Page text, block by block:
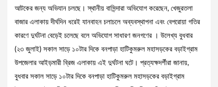
আটকের জন্য অভিযান চলছে। স্থানীয় বাসিন্দারা অভিযোগ করেছেন, খেজুরতলা
বাজার এলাকায় দীর্ঘদিন ধরেই যানবাহন চলাচলে অব্যবস্থাপনা এবং বেপরোয়া গতির
কারণে দুর্ঘটনা বেড়েই চলেছে বলে অভিযোগ সাধারণ জনগণের । উলে­খ্য বুধবার
(২৩ জুলাই) সকাল সাড়ে ১০টার দিকে বনপাড়া হাটিকুমরুল মহাসড়কের বড়াইগ্রাম
উপজেলার আইড়মারী ব্রিজ এলাকায় এই দুর্ঘটনা ঘটে। প্রত্যক্ষদর্শীরা জানায়,
বুধবার সকাল সাড়ে ১০টার দিকে বনপাড়া হাটিকুমরুল মহাসড়কের বড়াইগ্রাম